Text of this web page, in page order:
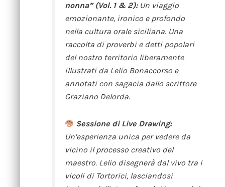
nonna” (Vol. 1 & 2):Un viaggio
emozionante, ironico e profondo
nella cultura orale siciliana. Una
raccolta di proverbi e detti popolari
del nostro territorio liberamente
illustrati da Lelio Bonaccorso e
annotati con sagacia dallo scrittore
Graziano Delorda.
Sessione di Live Drawing:
Un’esperienza unica per vedere da
vicino il processo creativo del
maestro. Lelio disegnerà dal vivo tra i
vicoli di Tortorici, lasciandosi